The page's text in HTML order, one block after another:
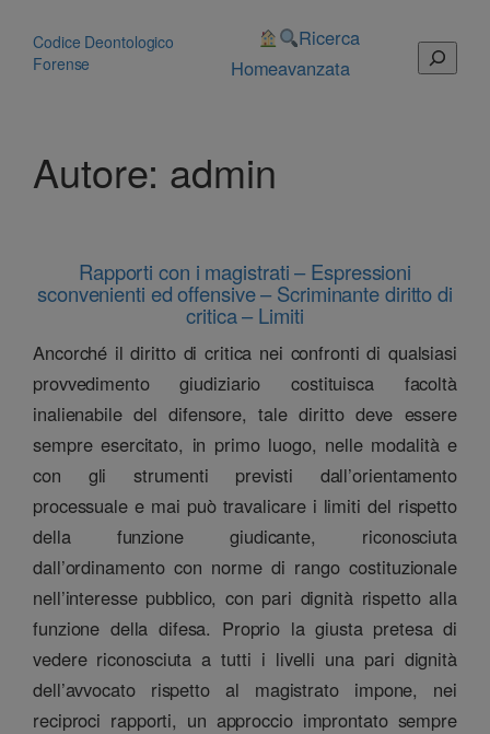
contenuto
Codice Deontologico
Forense
Home
Ricerca
avanzata
Cerca
Autore: admin
Rapporti con i magistrati – Espressioni
sconvenienti ed offensive – Scriminante diritto di
critica – Limiti
Ancorché il diritto di critica nei confronti di qualsiasi
provvedimento giudiziario costituisca facoltà
inalienabile del difensore, tale diritto deve essere
sempre esercitato, in primo luogo, nelle modalità e
con gli strumenti previsti dall’orientamento
processuale e mai può travalicare i limiti del rispetto
della funzione giudicante, riconosciuta
dall’ordinamento con norme di rango costituzionale
nell’interesse pubblico, con pari dignità rispetto alla
funzione della difesa. Proprio la giusta pretesa di
vedere riconosciuta a tutti i livelli una pari dignità
dell’avvocato rispetto al magistrato impone, nei
reciproci rapporti, un approccio improntato sempre